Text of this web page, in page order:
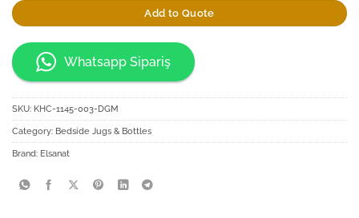
Add to Quote
Whatsapp Sipariş
SKU: KHC-1145-003-DGM
Category: Bedside Jugs & Bottles
Brand: Elsanat